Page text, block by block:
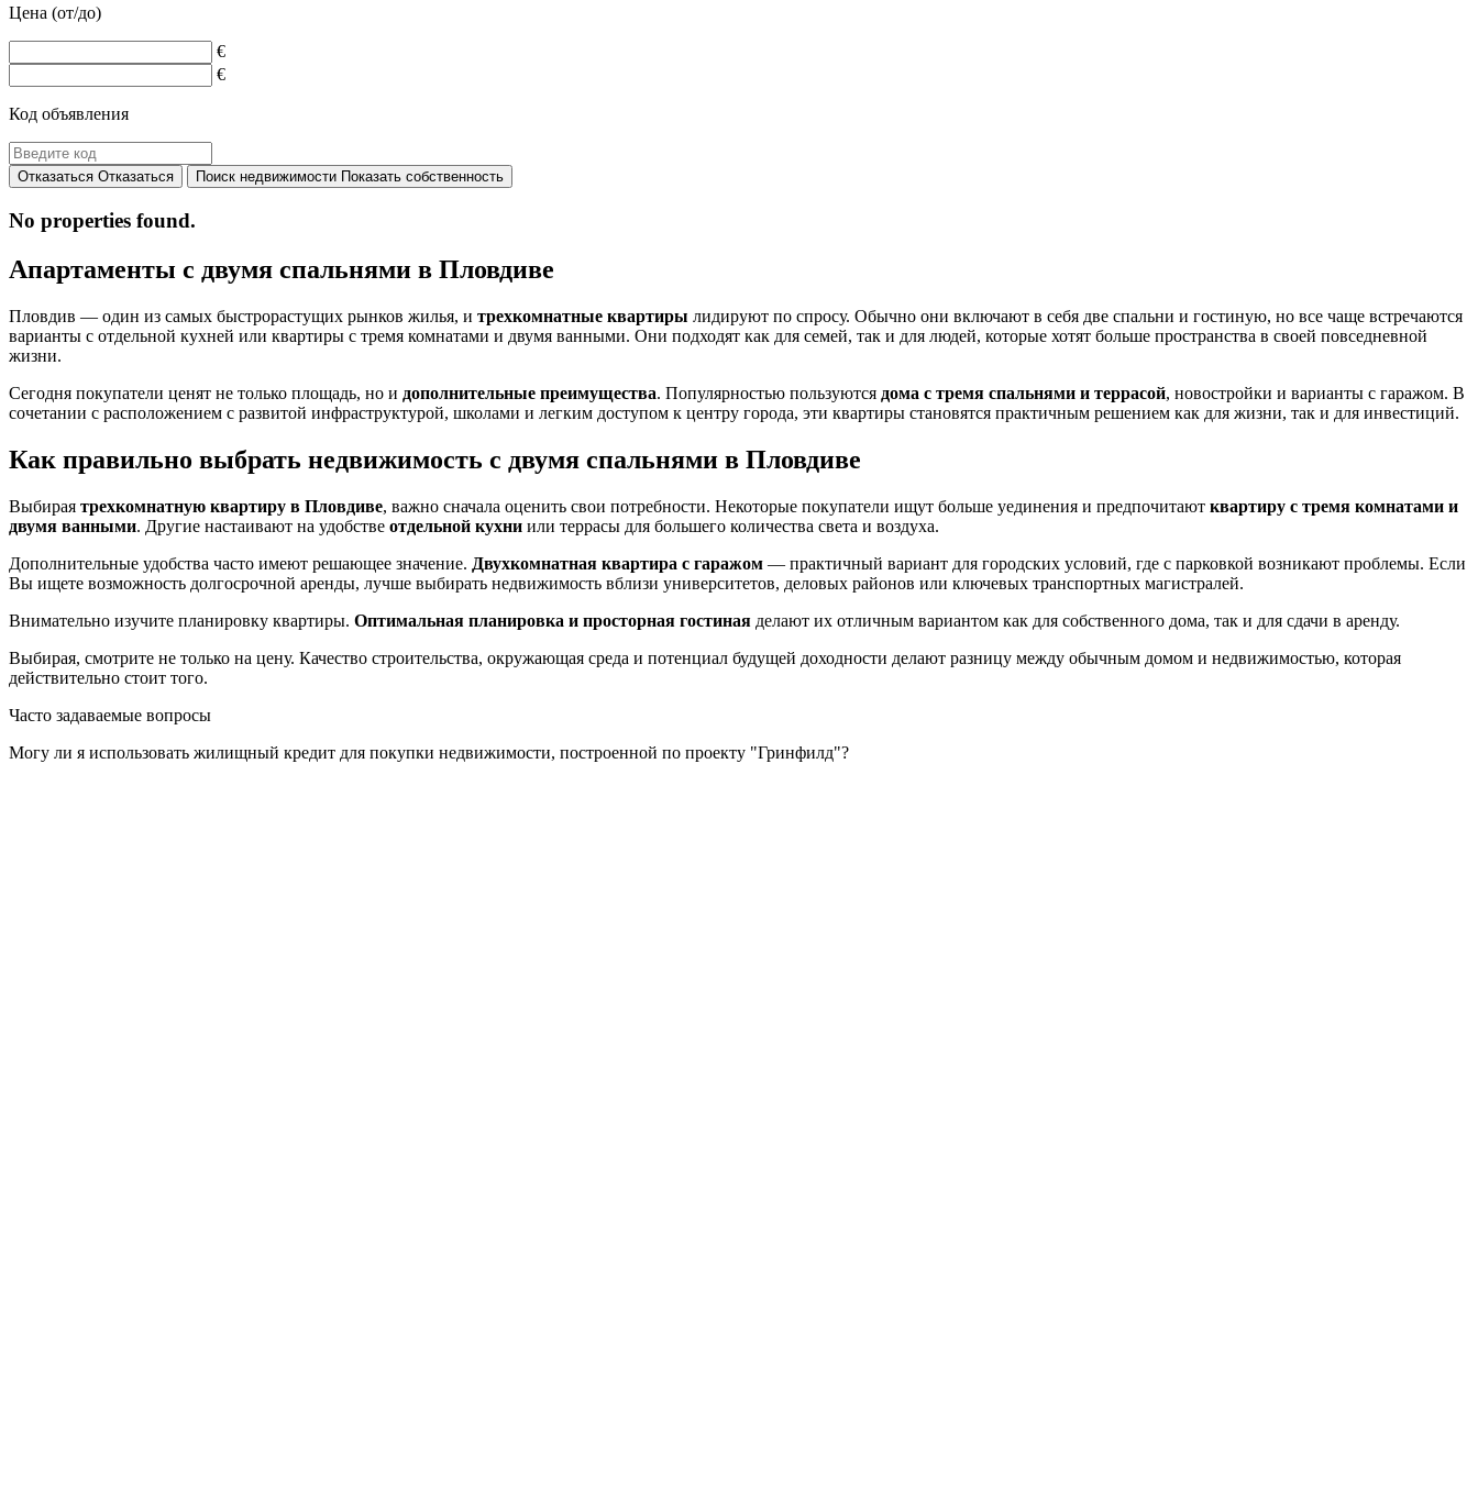
Цена (от/до)
€
€
Код объявления
Отказаться Отказаться Поиск недвижимости Показать собственность
No properties found.
Апартаменты с двумя спальнями в Пловдиве
Пловдив — один из самых быстрорастущих рынков жилья, и трехкомнатные квартиры лидируют по спросу. Обычно они включают в себя две спальни и гостиную, но все чаще встречаются
варианты с отдельной кухней или квартиры с тремя комнатами и двумя ванными. Они подходят как для семей, так и для людей, которые хотят больше пространства в своей повседневной
жизни.
Сегодня покупатели ценят не только площадь, но и дополнительные преимущества. Популярностью пользуются дома с тремя спальнями и террасой, новостройки и варианты с гаражом. В
сочетании с расположением с развитой инфраструктурой, школами и легким доступом к центру города, эти квартиры становятся практичным решением как для жизни, так и для инвестиций.
Как правильно выбрать недвижимость с двумя спальнями в Пловдиве
Выбирая трехкомнатную квартиру в Пловдиве, важно сначала оценить свои потребности. Некоторые покупатели ищут больше уединения и предпочитают квартиру с тремя комнатами и
двумя ванными. Другие настаивают на удобстве отдельной кухни или террасы для большего количества света и воздуха.
Дополнительные удобства часто имеют решающее значение. Двухкомнатная квартира с гаражом — практичный вариант для городских условий, где с парковкой возникают проблемы. Если
Вы ищете возможность долгосрочной аренды, лучше выбирать недвижимость вблизи университетов, деловых районов или ключевых транспортных магистралей.
Внимательно изучите планировку квартиры. Оптимальная планировка и просторная гостиная делают их отличным вариантом как для собственного дома, так и для сдачи в аренду.
Выбирая, смотрите не только на цену. Качество строительства, окружающая среда и потенциал будущей доходности делают разницу между обычным домом и недвижимостью, которая
действительно стоит того.
Часто задаваемые вопросы
Могу ли я использовать жилищный кредит для покупки недвижимости, построенной по проекту "Гринфилд"?